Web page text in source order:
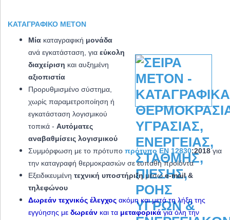
ΚΑΤΑΓΡΑΦΙΚΌ METON
Μία καταγραφική μονάδα
ανά εγκατάσταση, για εύκολη
διαχείριση και αυξημένη
αξιοπιστία
Προρυθμισμένο σύστημα,
χωρίς παραμετροποίηση ή
εγκατάσταση λογισμικού
τοπικά - Αυτόματες
αναβαθμίσεις λογισμικού
Συμμόρφωση με το πρότυπο πρότυπο EN 12830:2018 για
την καταγραφή θερμοκρασιών σε ευπαθή προϊόντα
Εξειδικευμένη τεχνική υποστήριξη μέσωe-mail &
τηλεφώνου
Δωρεάν τεχνικός έλεγχος ακόμη και μετά τη λήξη της
εγγύησης με δωρεάν και τα μεταφορικάγια όλη την